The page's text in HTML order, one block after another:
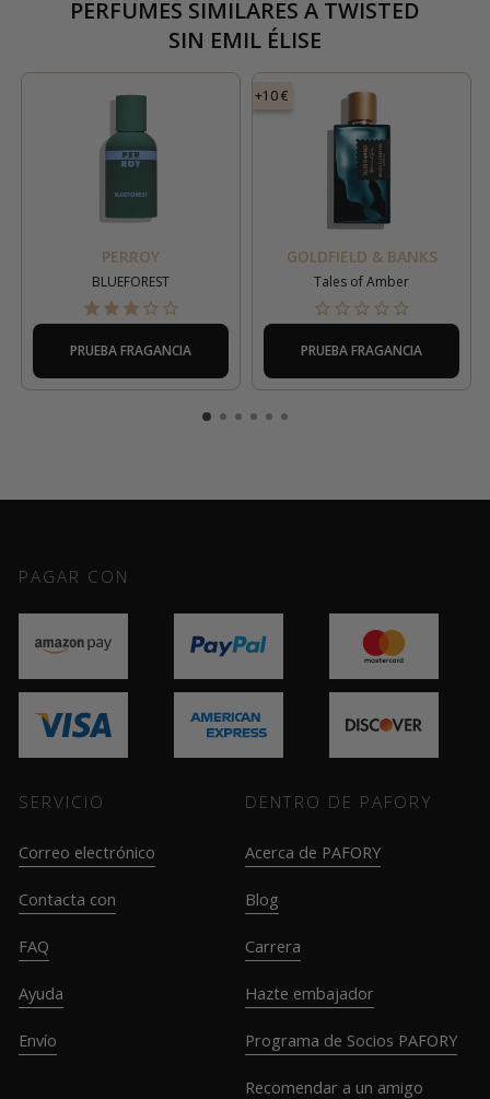
PERFUMES SIMILARES A TWISTED
SIN EMIL ÉLISE
PERROY
BLUEFOREST
PRUEBA FRAGANCIA
+10 €
GOLDFIELD & BANKS
Tales of Amber
PRUEBA FRAGANCIA
PAGAR CON
SERVICIO
Correo electrónico
Contacta con
FAQ
Ayuda
Envío
DENTRO DE PAFORY
Acerca de PAFORY
Blog
Carrera
Hazte embajador
Programa de Socios PAFORY
Recomendar a un amigo